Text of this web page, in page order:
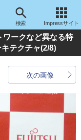
検索 Impressサイト
ークなど異なる特
テクチャ(2/8)
次の画像